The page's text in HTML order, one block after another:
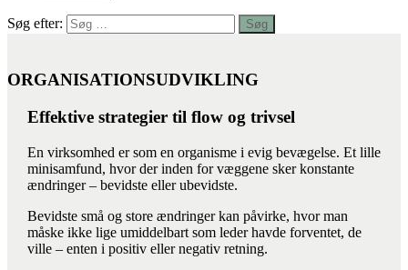
Søg efter: Søg
ORGANISATIONSUDVIKLING
Effektive strategier til flow og trivsel
En virksomhed er som en organisme i evig bevægelse. Et lille
minisamfund, hvor der inden for væggene sker konstante
ændringer – bevidste eller ubevidste.
Bevidste små og store ændringer kan påvirke, hvor man
måske ikke lige umiddelbart som leder havde forventet, de
ville – enten i positiv eller negativ retning.